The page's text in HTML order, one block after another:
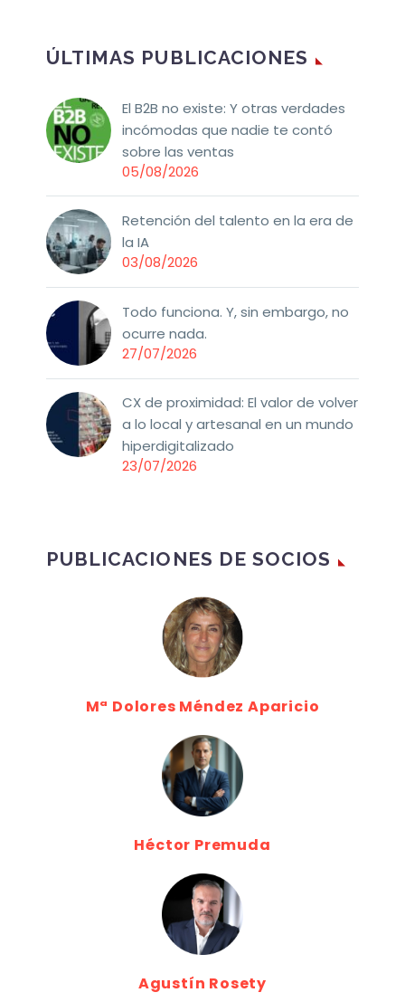
ÚLTIMAS PUBLICACIONES
El B2B no existe: Y otras verdades
incómodas que nadie te contó
sobre las ventas
05/08/2026
Retención del talento en la era de
la IA
03/08/2026
Todo funciona. Y, sin embargo, no
ocurre nada.
27/07/2026
CX de proximidad: El valor de volver
a lo local y artesanal en un mundo
hiperdigitalizado
23/07/2026
PUBLICACIONES DE SOCIOS
Mª Dolores Méndez Aparicio
Héctor Premuda
Agustín Rosety